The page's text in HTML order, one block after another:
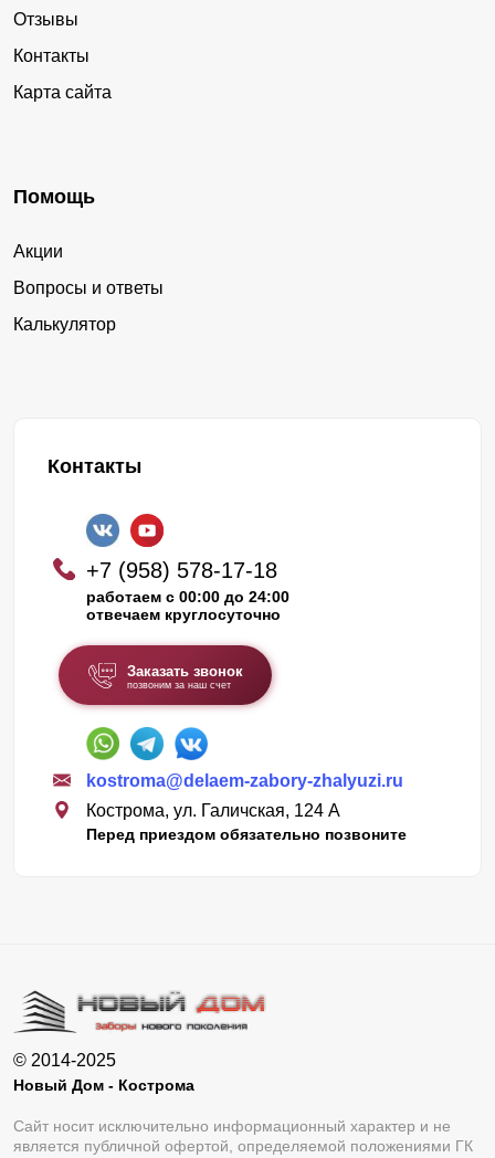
Отзывы
Контакты
Карта сайта
Помощь
Акции
Вопросы и ответы
Калькулятор
Контакты
+7 (958) 578-17-18
работаем с 00:00 до 24:00
отвечаем круглосуточно
Заказать звонок
позвоним за наш счет
kostroma@delaem-zabory-zhalyuzi.ru
Кострома, ул. Галичская, 124 А
Перед приездом обязательно позвоните
© 2014-2025
Новый Дом - Кострома
Сайт носит исключительно информационный характер и не
является публичной офертой, определяемой положениями ГК